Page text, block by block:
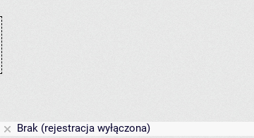
Brak (rejestracja wyłączona)